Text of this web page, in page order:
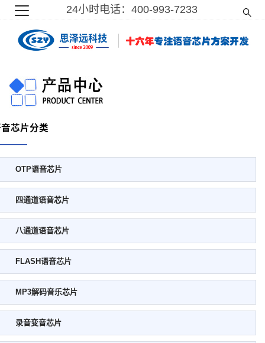
24小时电话：400-993-7233
芯片分类
OTP语音芯片
四通道语音芯片
八通道语音芯片
FLASH语音芯片
MP3解码音乐芯片
录音变音芯片